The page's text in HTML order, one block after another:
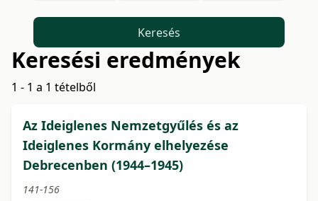
Keresés
Keresési eredmények
1 - 1 a 1 tételből
Az Ideiglenes Nemzetgyűlés és az
Ideiglenes Kormány elhelyezése
Debrecenben (1944–1945)
141-156